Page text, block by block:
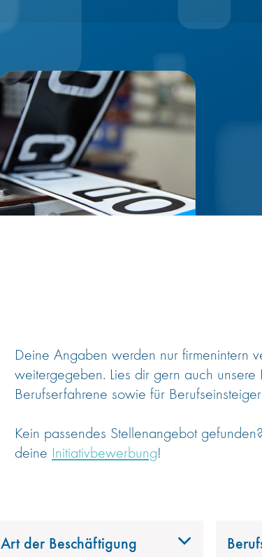
Deine Angaben werden nur firmenintern
weitergegeben. Lies dir gern auch
Berufserfahrene sowie für
Kein passendes Stellenangebot
deine Initiativbewerbung!
Art der Beschäftigung